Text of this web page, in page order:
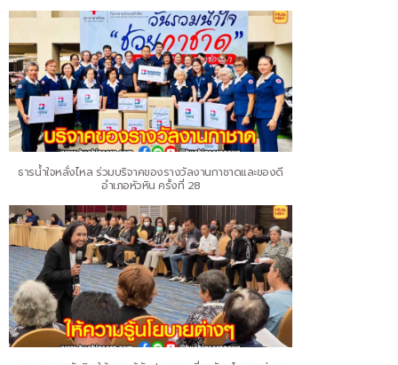
ธารน้ำใจหลั่งไหล ร่วมบริจาคของรางวัลงานกาชาดและของดี
อำเภอหัวหิน ครั้งที่ 28